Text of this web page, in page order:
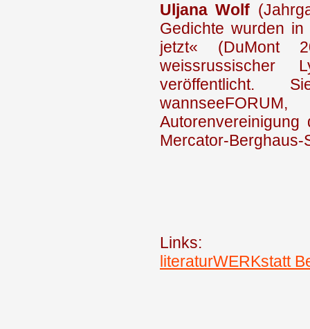
Uljana Wolf
Gedichte wurden
jetzt« (DuMont
weissrussischer
veröffentlicht.
Mercator-Berghaus-
Links:
literaturWERKstatt